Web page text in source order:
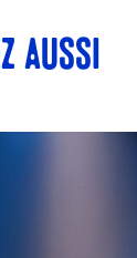
AUSSI